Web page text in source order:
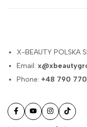
X-BEAUTY POLSKA
Email:
Phone:+48 790